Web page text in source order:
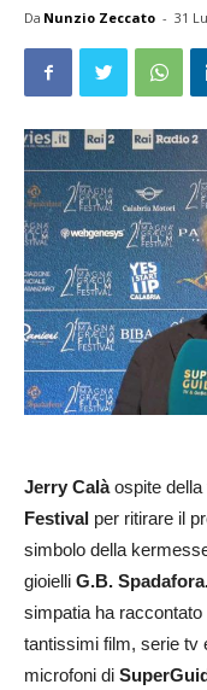
Da Nunzio Zeccato - 31
Jerry Calàospite della
Festival per ritirare il
simbolo della
gioielli G.B.
simpatia ha
tantissimi film, serie tv
microfoni di